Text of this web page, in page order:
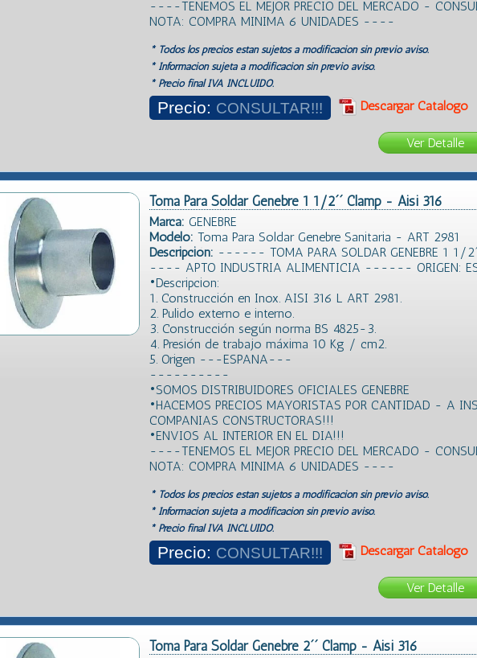
----TENEMOS EL MEJOR PRECIO DEL MERCADO -
NOTA: COMPRA MINIMA 6 UNIDADES ----
* Todos los precios estan sujetos a modificación sin previo aviso.
* Información sujeta a modificación sin previo aviso.
* Precio final IVA INCLUIDO.
Precio: CONSULTAR!!! Descargar Catálogo
Ver Detalle
Toma Para Soldar Genebre 1 1/2´´ Clamp - Aisi 316
Marca: GENEBRE
Modelo: Toma Para Soldar Genebre Sanitaria - ART 2981
Descripción: ------ TOMA PARA SOLDAR GENEBRE 1 1/
---- APTO INDUSTRIA ALIMENTICIA ------ ORIGEN:
•Descripcion:
1. Construcción en Inox. AISI 316 L ART 2981.
2. Pulido externo e interno.
3. Construcción según norma BS 4825-3.
4. Presión de trabajo máxima 10 Kg / cm2.
5. Origen ---ESPANA---
----------
•SOMOS DISTRIBUIDORES OFICIALES GENEBRE
•HACEMOS PRECIOS MAYORISTAS POR CANTIDAD - A
COMPANIAS CONSTRUCTORAS!!!
•ENVIOS AL INTERIOR EN EL DIA!!!
----TENEMOS EL MEJOR PRECIO DEL MERCADO -
NOTA: COMPRA MINIMA 6 UNIDADES ----
* Todos los precios estan sujetos a modificación sin previo aviso.
* Información sujeta a modificación sin previo aviso.
* Precio final IVA INCLUIDO.
Precio: CONSULTAR!!! Descargar Catálogo
Ver Detalle
Toma Para Soldar Genebre 2´´ Clamp - Aisi 316